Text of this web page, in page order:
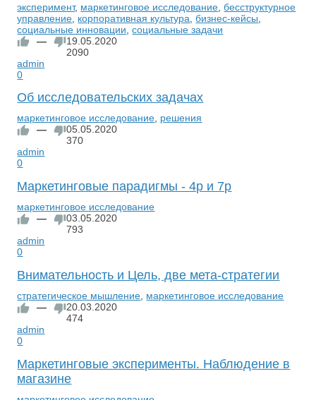
эксперимент, маркетинговое исследование ,бесструктурное
управление корпоративная культура ,бизнес-кейсы
социальные инновации ,социальные задачи
—
19.05.2020
2090
admin
0
Об исследовательских задачах
маркетинговое исследование, решения
—
05.05.2020
370
admin
0
Маркетинговые парадигмы - 4p и 7p
маркетинговое исследование
—
03.05.2020
793
admin
0
Внимательность и Цель, две мета-стратегии
стратегическое мышление, маркетинговое исследование
—
20.03.2020
474
admin
0
Маркетинговые эксперименты. Наблюдение в
магазине